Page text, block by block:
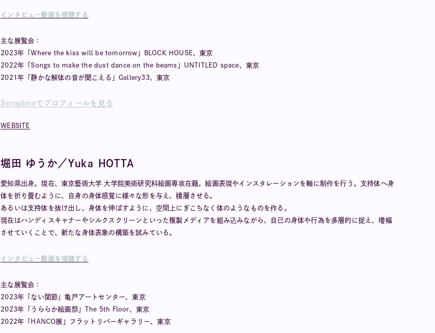
インタビュー動画を視聴する
主な展覧会：
2023年「Where the kiss will be tomorrow」BLOCK HOUSE、東京
2022年「Songs to make the dust dance on the beams」UNTITLED space、東京
2021年「静かな解体の音が聞こえる」Gallery33、東京
Scrapboxでプロフィールを見る
WEBSITE
堀田 ゆうか／Yuka HOTTA
愛知県出身。現在、東京藝術大学 大学院美術研究科絵画専攻在籍。絵画表現やインスタレーションを軸に制作を行う。支持体へ身
体を折り畳むように、自身の身体感覚に様々な形を与え、積層させる。
あるいは支持体を抜け出し、身体を伸ばすように、空間上にぎこちなく体のようなものを作る。
現在はハンディスキャナーやシルクスクリーンといった複製メディアを組み込みながら、自己の身体や行為を多層的に捉え、増幅
させていくことで、新たな身体表象の構築を試みている。
インタビュー動画を視聴する
主な展覧会：
2023年「ない関節」亀戸アートセンター、東京
2023年「うららか絵画祭」The 5th Floor、東京
2022年「HANCO展」フラットリバーギャラリー、東京